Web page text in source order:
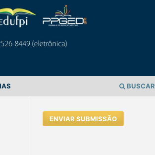
BUSCAR
ENVIAR SUBMISSÃO